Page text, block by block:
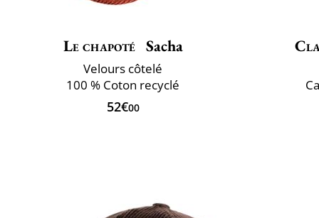
Le chapoté Sacha
Velours côtelé
100 % Coton recyclé
52€00